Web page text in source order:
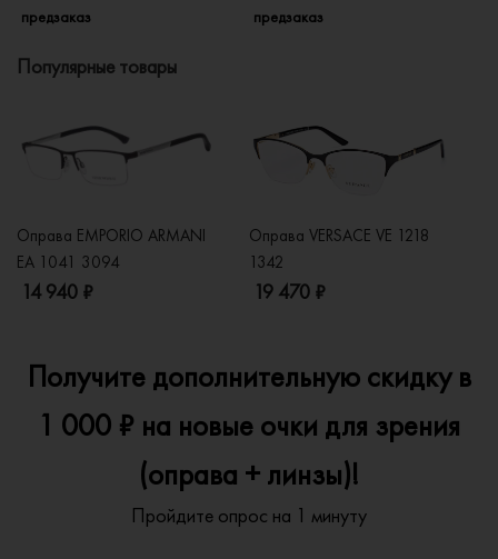
предзаказ предзаказ
Популярные товары
Оправа EMPORIO ARMANI
EA 1041 3094
14 940 ₽
Оправа VERSACE VE 1218
1342
19 470 ₽
Получите дополнительную скидку в
1 000 ₽ на новые очки для зрения
(оправа + линзы)!
Пройдите опрос на 1 минуту